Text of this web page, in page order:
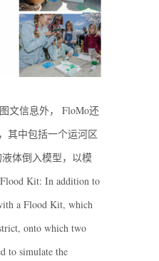
文信息外， FloMo还
其中包括一个运河区
体倒入模型，以模
Kit: In addition to
a Flood Kit, which
onto which two
to simulate the